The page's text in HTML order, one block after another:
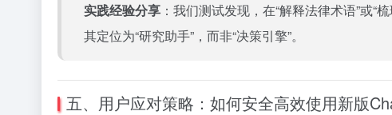
实践经验分享 ：我们测试发现，在“解释法律术语”或
其定位为“研究助手”，而非“决策引擎”。
五、用户应对策略：如何安全高效使用新版